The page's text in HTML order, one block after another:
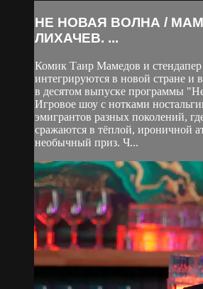
НЕ НОВАЯ ВОЛНА /
ЛИХАЧЕВ. ...
Комик Таир Мамедов и
интегрируются в новой стране
в десятом выпуске программы
Игровое шоу с нотками
эмигрантов разных поколений,
сражаются в тёплой, ироничной
необычный приз. Ч...